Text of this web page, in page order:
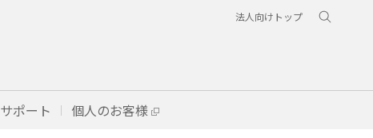
法人向けトップ
サポート 個人のお客様